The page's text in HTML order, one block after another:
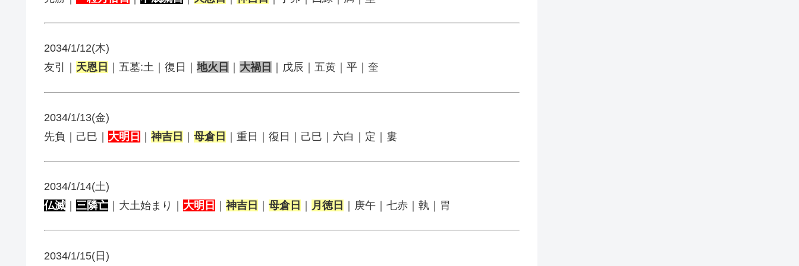
2034/1/12(木)
友引｜ 天恩日 ｜五墓:土｜復日｜地火日 大禍日 ｜戊辰｜五黄｜平｜奎
2034/1/13(金)
先負｜己巳｜ 大明日 ｜ 神吉日 ｜ 母倉日 ｜重日｜復日｜己巳｜六白｜定｜婁
2034/1/14(土)
仏滅
三隣亡 ｜大土始まり｜ 大明日 神吉日 母倉日 月徳日 ｜庚午｜七赤｜執｜胃
2034/1/15(日)